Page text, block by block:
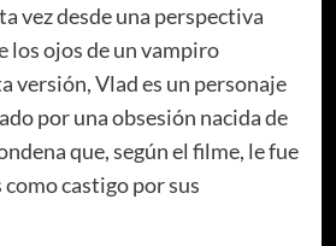
vez desde una perspectiva
los ojos de un vampiro
versión, Vlad es un personaje
por una obsesión nacida de
que, según el filme, le fue
castigo por sus